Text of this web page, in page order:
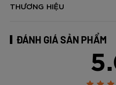
THƯƠNG HIỆU
ĐÁNH GIÁ SẢN PHẨM